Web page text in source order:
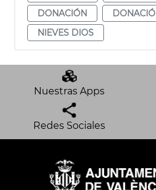
DONACIÓN
DONACIÓ
NIEVES DIOS
Nuestras Apps
Redes Sociales